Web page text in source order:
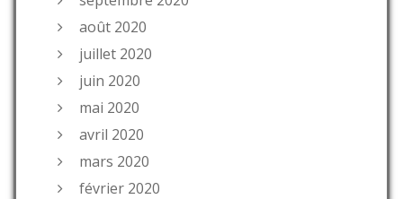
août 2020
juillet 2020
juin 2020
mai 2020
avril 2020
mars 2020
février 2020